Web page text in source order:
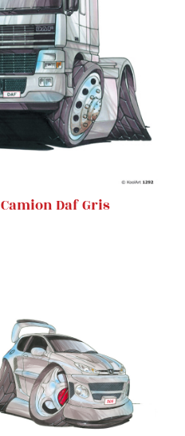
Camion Daf Gris